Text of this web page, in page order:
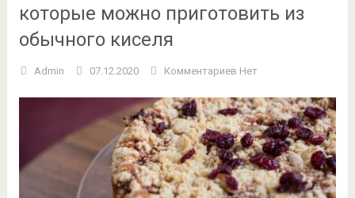
которые можно приготовить из
обычного киселя
Admin 07.12.2020 Комментариев Нет